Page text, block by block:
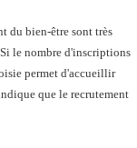
du bien-être sont très
le nombre d'inscriptions
permet d'accueillir
que le recrutement